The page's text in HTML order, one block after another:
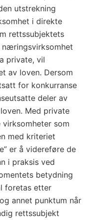
utstrekning
i direkte
rettssubjektets
private, vil
av loven. Dersom
for konkurranse
deler av
Med private
virksomheter som
med kriteriet
er å videreføre de
i praksis ved
betydning
foretas etter
annet punktum når
rettssubjekt